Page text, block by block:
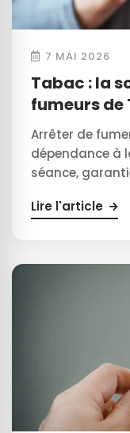
7 MAI 2026
Tabac : la
fumeurs de
Arrêter de
dépendance à
séance,
Lire l'article